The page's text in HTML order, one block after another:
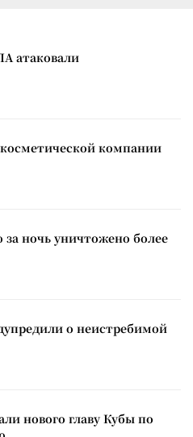
атаковали
компании
ночь уничтожено более
о неистребимой
нового главу Кубы по